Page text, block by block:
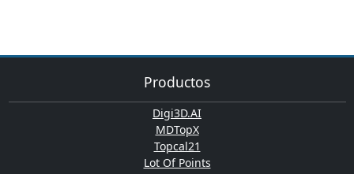
Productos
Digi3D.AI
MDTopX
Topcal21
Lot Of Points